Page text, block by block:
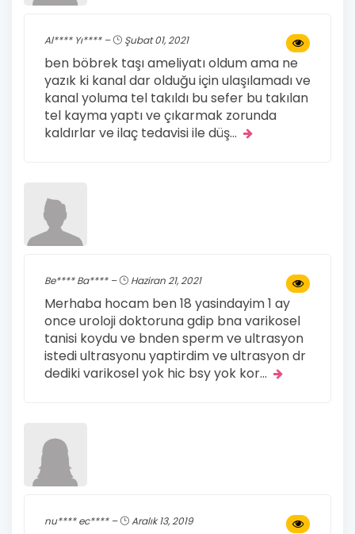
Al**** Yı**** – Şubat 01, 2021
ben böbrek taşı ameliyatı oldum ama ne
yazık ki kanal dar olduğu için ulaşılamadı ve
kanal yoluma tel takıldı bu sefer bu takılan
tel kayma yaptı ve çıkarmak zorunda
kaldırlar ve ilaç tedavisi ile düş...
Be**** Ba**** – Haziran 21, 2021
Merhaba hocam ben 18 yasindayim 1 ay
once uroloji doktoruna gdip bna varikosel
tanisi koydu ve bnden sperm ve ultrasyon
istedi ultrasyonu yaptirdim ve ultrasyon dr
dediki varikosel yok hic bsy yok kor...
nu**** ec**** – Aralık 13, 2019